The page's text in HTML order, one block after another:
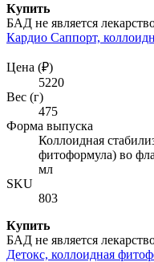
Купить
БАД не является
Кардио Саппорт,
Цена (₽)
5220
Вес (г)
475
Форма выпуска
Коллоидная
фитоформула) во
мл
SKU
803
Купить
БАД не является
Детокс, коллоидная